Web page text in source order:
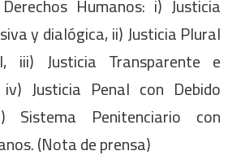
Humanos: i) Justicia
y dialógica, ii) Justicia Plural
iii) Justicia Transparente e
iv) Justicia Penal con Debido
Penitenciario con
(Nota de prensa)